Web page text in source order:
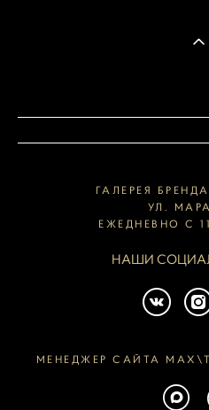
ГАЛЕРЕЯ
УЛ.
ЕЖЕДНЕВНО С
НАШИ
МЕНЕДЖЕР САЙТА